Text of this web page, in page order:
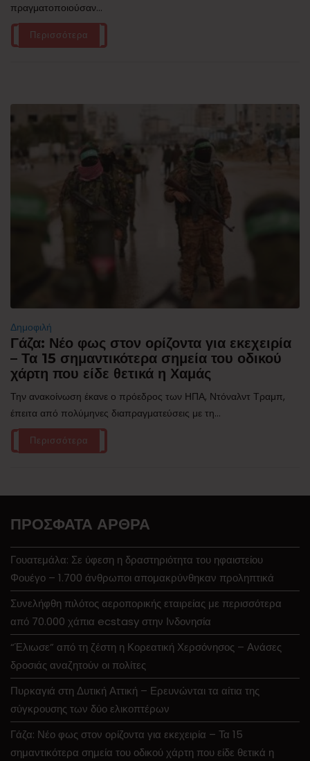
πραγματοποιούσαν...
Περισσότερα
Δημοφιλή
Γάζα: Νέο φως στον ορίζοντα για εκεχειρία
– Τα 15 σημαντικότερα σημεία του οδικού
χάρτη που είδε θετικά η Χαμάς
Την ανακοίνωση έκανε ο πρόεδρος των ΗΠΑ, Ντόναλντ Τραμπ,
έπειτα από πολύμηνες διαπραγματεύσεις με τη...
Περισσότερα
ΠΡΌΣΦΑΤΑ ΆΡΘΡΑ
Γουατεμάλα: Σε ύφεση η δραστηριότητα του ηφαιστείου
Φουέγο – 1.700 άνθρωποι απομακρύνθηκαν προληπτικά
Συνελήφθη πιλότος αεροπορικής εταιρείας με περισσότερα
από 70.000 χάπια ecstasy στην Ινδονησία
“Έλιωσε” από τη ζέστη η Κορεατική Χερσόνησος – Ανάσες
δροσιάς αναζητούν οι πολίτες
Πυρκαγιά στη Δυτική Αττική – Ερευνώνται τα αίτια της
σύγκρουσης των δύο ελικοπτέρων
Γάζα: Νέο φως στον ορίζοντα για εκεχειρία – Τα 15
σημαντικότερα σημεία του οδικού χάρτη που είδε θετικά η